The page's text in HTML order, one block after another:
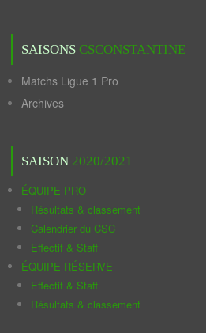
SAISONS CSCONSTANTINE
Matchs Ligue 1 Pro
Archives
SAISON 2020/2021
ÉQUIPE PRO
Résultats & classement
Calendrier du CSC
Effectif & Staff
ÉQUIPE RÉSERVE
Effectif & Staff
Résultats & classement